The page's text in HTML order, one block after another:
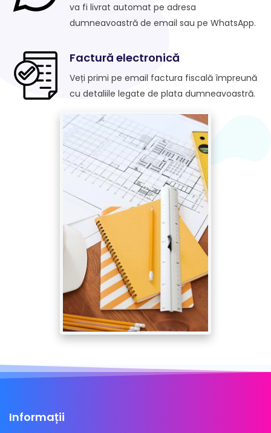
va fi livrat automat pe adresa
dumneavoastră de email sau pe WhatsApp.
Factură electronică
Veți primi pe email factura fiscală împreună
cu detaliile legate de plata dumneavoastră.
Informații